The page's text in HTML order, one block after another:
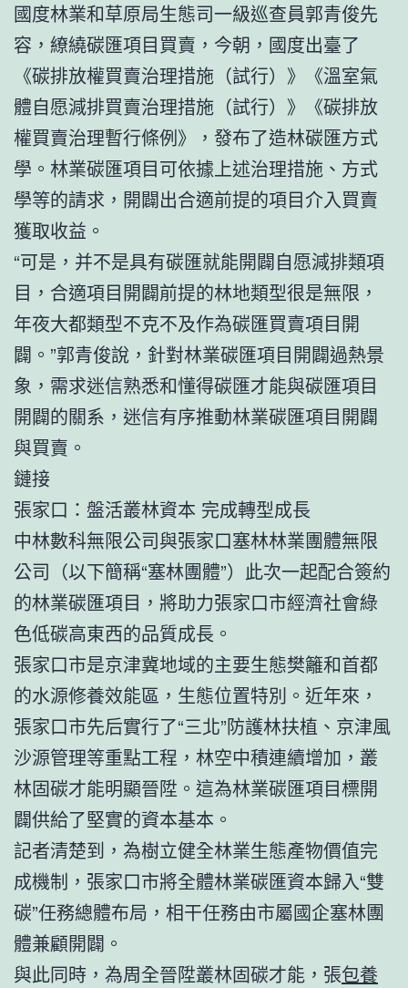
國度林業和草原局生態司一級巡查員郭青俊先
容，繚繞碳匯項目買賣，今朝，國度出臺了
《碳排放權買賣治理措施（試行）》《溫室氣
體自愿減排買賣治理措施（試行）》《碳排放
權買賣治理暫行條例》，發布了造林碳匯方式
學。林業碳匯項目可依據上述治理措施、方式
學等的請求，開闢出合適前提的項目介入買賣
獲取收益。
“可是，并不是具有碳匯就能開闢自愿減排類項
目，合適項目開闢前提的林地類型很是無限，
年夜大都類型不克不及作為碳匯買賣項目開
闢。”郭青俊說，針對林業碳匯項目開闢過熱景
象，需求迷信熟悉和懂得碳匯才能與碳匯項目
開闢的關系，迷信有序推動林業碳匯項目開闢
與買賣。
鏈接
張家口：盤活叢林資本 完成轉型成長
中林數科無限公司與張家口塞林林業團體無限
公司（以下簡稱“塞林團體”）此次一起配合簽約
的林業碳匯項目，將助力張家口市經濟社會綠
色低碳高東西的品質成長。
張家口市是京津冀地域的主要生態樊籬和首都
的水源修養效能區，生態位置特別。近年來，
張家口市先后實行了“三北”防護林扶植、京津風
沙源管理等重點工程，林空中積連續增加，叢
林固碳才能明顯晉陞。這為林業碳匯項目標開
闢供給了堅實的資本基本。
記者清楚到，為樹立健全林業生態產物價值完
成機制，張家口市將全體林業碳匯資本歸入“雙
碳”任務總體布局，相干任務由市屬國企塞林團
體兼顧開闢。
與此同時，為周全晉陞叢林固碳才能，張包養